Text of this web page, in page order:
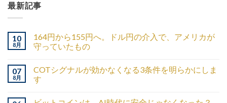
最新記事
10
8月
164円から155円へ。ドル円の介入で、アメリカが
守っていたもの
07
8月
COTシグナルが効かなくなる3条件を明らかにしま
す